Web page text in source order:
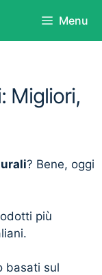
Menu
Migliori,
? Bene, oggi
più
basati sul